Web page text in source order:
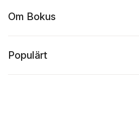
Om Bokus
Populärt